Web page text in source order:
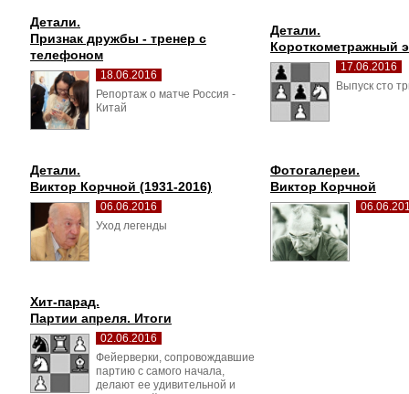
Детали.
Признак дружбы - тренер с
телефоном
18.06.2016
Репортаж о матче Россия -
Китай
Детали.
Короткометражный
17.06.2016
Выпуск сто
Детали.
Виктор Корчной (1931-2016)
06.06.2016
Уход легенды
Фотогалереи.
Виктор Корчной
Хит-парад.
Партии апреля. Итоги
02.06.2016
Фейерверки, сопровождавшие
партию с самого начала,
делают ее удивительной и